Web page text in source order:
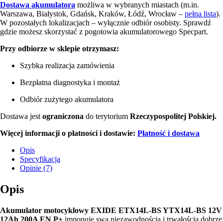
Dostawa akumulatora możliwa w wybranych miastach (m.in.
Warszawa, Białystok, Gdańsk, Kraków, Łódź, Wrocław – pełna lista).
W pozostałych lokalizacjach – wyłącznie odbiór osobisty. Sprawdź
gdzie możesz skorzystać z pogotowia akumulatorowego Specpart.
Przy odbiorze w sklepie otrzymasz:
Szybka realizacja zamówienia
Bezpłatna diagnostyka i montaż
Odbiór zużytego akumulatora
Dostawa jest ograniczona do terytorium Rzeczypospolitej Polskiej.
Więcej informacji o płatności i dostawie: Płatność i dostawa
Opis
Specyfikacja
Opinie (7)
Opis
Akumulator motocyklowy EXIDE ETX14L-BS YTX14L-BS 12V
12Ah 200A EN P+ imponuje swą niezawodnością i trwałością dobrze